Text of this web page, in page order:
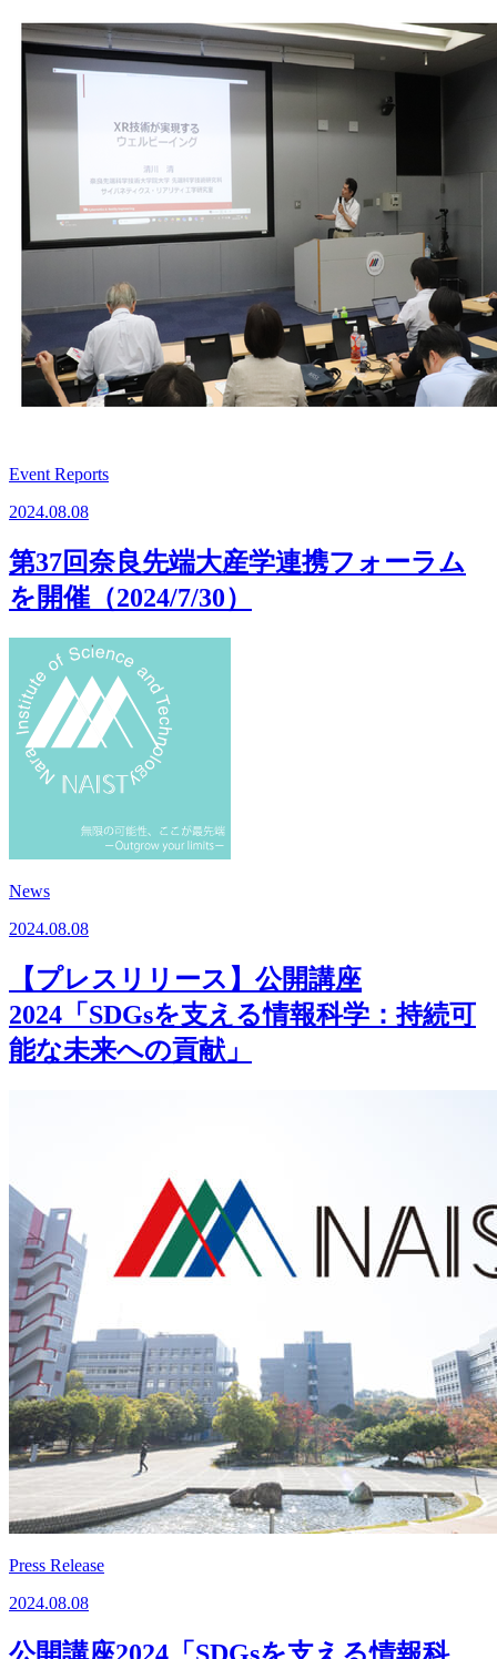
Event Reports
2024.08.08
第37回奈良先端大産学連携フォーラム
を開催（2024/7/30）
News
2024.08.08
【プレスリリース】公開講座
2024「SDGsを支える情報科学：持続可
能な未来への貢献」
Press Release
2024.08.08
公開講座2024「SDGsを支える情報科